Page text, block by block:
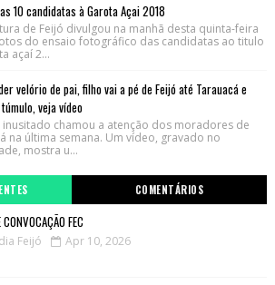
10 candidatas à Garota Açai 2018
de Feijó divulgou na manhã desta quinta-feira
do ensaio fotográfico das candidatas ao titulo
açaí 2...
velório de pai, filho vai a pé de Feijó até Tarauacá e
veja vídeo
inusitado chamou a atenção dos moradores de
na última semana. Um vídeo, gravado no
mostra u...
COMENTÁRIOS
FEC
Feijó Apr 10, 2026